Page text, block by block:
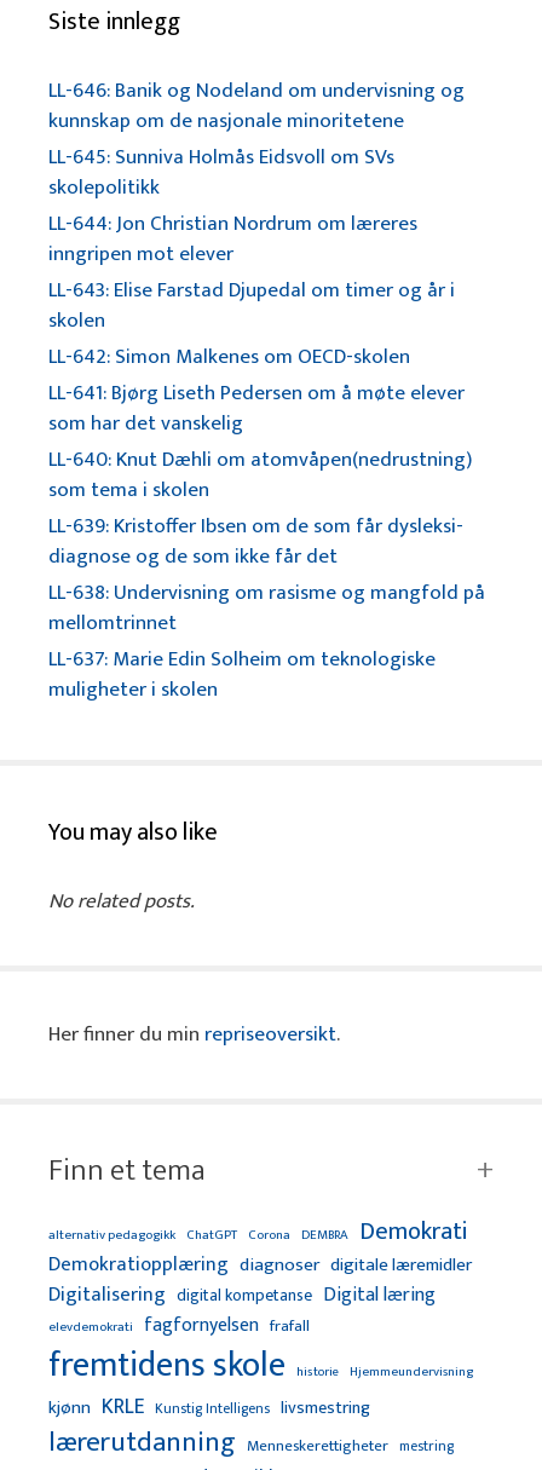
Siste innlegg
LL-646: Banik og Nodeland om undervisning og
kunnskap om de nasjonale minoritetene
LL-645: Sunniva Holmås Eidsvoll om SVs
skolepolitikk
LL-644: Jon Christian Nordrum om læreres
inngripen mot elever
LL-643: Elise Farstad Djupedal om timer og år i
skolen
LL-642: Simon Malkenes om OECD-skolen
LL-641: Bjørg Liseth Pedersen om å møte elever
som har det vanskelig
LL-640: Knut Dæhli om atomvåpen(nedrustning)
som tema i skolen
LL-639: Kristoffer Ibsen om de som får dysleksi-
diagnose og de som ikke får det
LL-638: Undervisning om rasisme og mangfold på
mellomtrinnet
LL-637: Marie Edin Solheim om teknologiske
muligheter i skolen
You may also like
No related posts.
Her finner du min repriseoversikt.
Finn et tema
alternativ pedagogikk ChatGPT Corona DEMBRA Demokrati
Demokratiopplæring diagnoser digitale læremidler
Digitalisering digital kompetanse Digital læring
elevdemokrati fagfornyelsen frafall
fremtidens skole historie Hjemmeundervisning
kjønn KRLE Kunstig Intelligens livsmestring
lærerutdanning Menneskerettigheter mestring